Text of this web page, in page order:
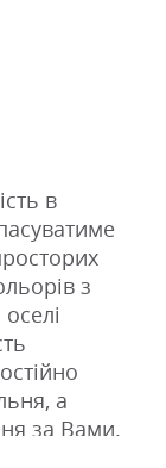
в
з
а
за Вами.